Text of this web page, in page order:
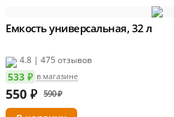
Емкость универсальная, 32 л
4.8 | 475 отзывов
533 ₽ в магазине
550 ₽ 590 ₽